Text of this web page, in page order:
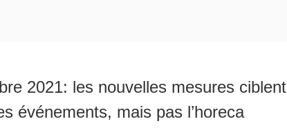
2021: les nouvelles mesures ciblent
événements, mais pas l’horeca